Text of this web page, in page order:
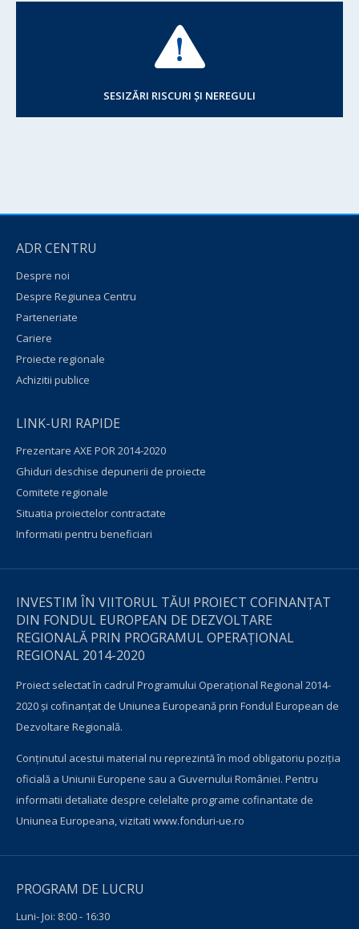
SESIZĂRI RISCURI ȘI NEREGULI
ADR CENTRU
Despre noi
Despre Regiunea Centru
Parteneriate
Cariere
Proiecte regionale
Achizitii publice
LINK-URI RAPIDE
Prezentare AXE POR 2014-2020
Ghiduri deschise depunerii de proiecte
Comitete regionale
Situatia proiectelor contractate
Informatii pentru beneficiari
INVESTIM ÎN VIITORUL TĂU! PROIECT COFINANȚAT
DIN FONDUL EUROPEAN DE DEZVOLTARE
REGIONALĂ PRIN PROGRAMUL OPERAŢIONAL
REGIONAL 2014-2020
Proiect selectat în cadrul Programului Operațional Regional 2014-
2020 și cofinanțat de Uniunea Europeană prin Fondul European de
Dezvoltare Regională.
Conţinutul acestui material nu reprezintă în mod obligatoriu poziţia
oficială a Uniunii Europene sau a Guvernului României. Pentru
informatii detaliate despre celelalte programe cofinantate de
Uniunea Europeana, vizitati www.fonduri-ue.ro
PROGRAM DE LUCRU
Luni- Joi: 8:00 - 16:30